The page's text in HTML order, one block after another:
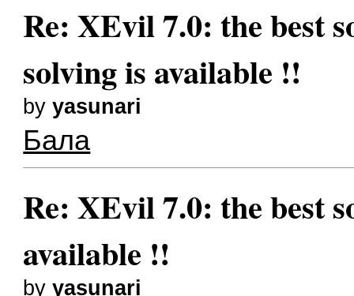
Re: XEvil 7.0: the best
solving is available !!
byyasunari
Бала
Re: XEvil 7.0: the best
available !!
byyasunari